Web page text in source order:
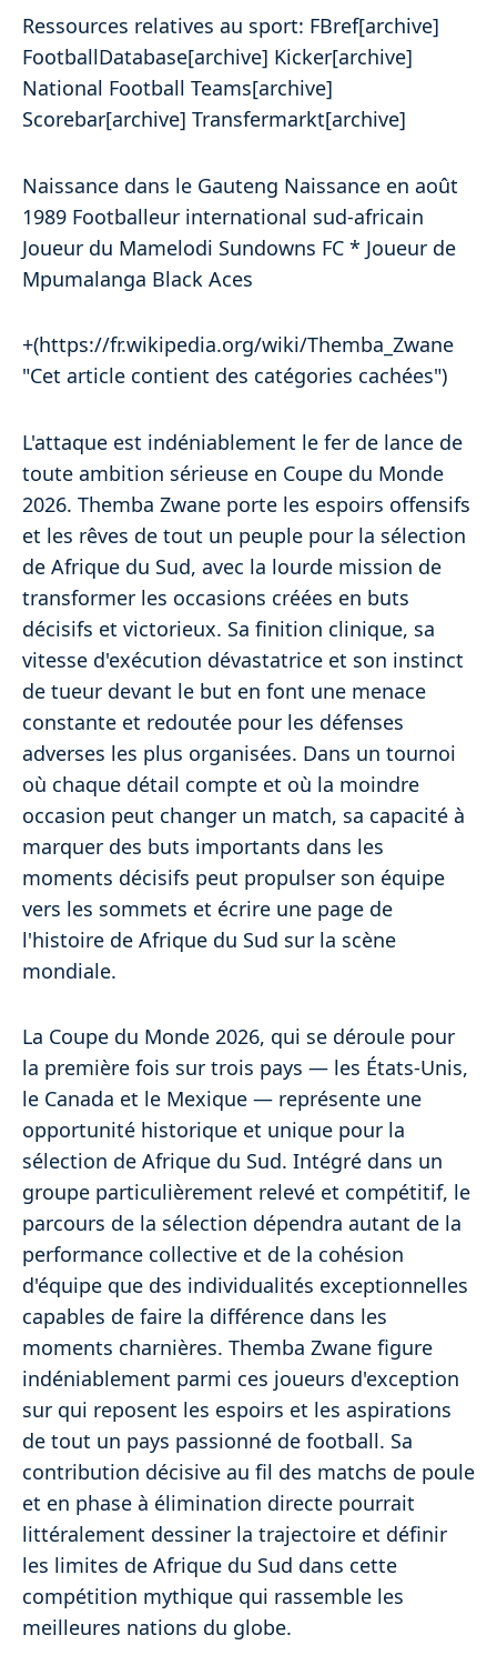
Ressources relatives au sport: FBref[archive]
FootballDatabase[archive] Kicker[archive]
National Football Teams[archive]
Scorebar[archive] Transfermarkt[archive]
Naissance dans le Gauteng Naissance en août
1989 Footballeur international sud-africain
Joueur du Mamelodi Sundowns FC * Joueur de
Mpumalanga Black Aces
+(https://fr.wikipedia.org/wiki/Themba_Zwane
"Cet article contient des catégories cachées")
L'attaque est indéniablement le fer de lance de
toute ambition sérieuse en Coupe du Monde
2026. Themba Zwane porte les espoirs offensifs
et les rêves de tout un peuple pour la sélection
de Afrique du Sud, avec la lourde mission de
transformer les occasions créées en buts
décisifs et victorieux. Sa finition clinique, sa
vitesse d'exécution dévastatrice et son instinct
de tueur devant le but en font une menace
constante et redoutée pour les défenses
adverses les plus organisées. Dans un tournoi
où chaque détail compte et où la moindre
occasion peut changer un match, sa capacité à
marquer des buts importants dans les
moments décisifs peut propulser son équipe
vers les sommets et écrire une page de
l'histoire de Afrique du Sud sur la scène
mondiale.
La Coupe du Monde 2026, qui se déroule pour
la première fois sur trois pays — les États-Unis,
le Canada et le Mexique — représente une
opportunité historique et unique pour la
sélection de Afrique du Sud. Intégré dans un
groupe particulièrement relevé et compétitif, le
parcours de la sélection dépendra autant de la
performance collective et de la cohésion
d'équipe que des individualités exceptionnelles
capables de faire la différence dans les
moments charnières. Themba Zwane figure
indéniablement parmi ces joueurs d'exception
sur qui reposent les espoirs et les aspirations
de tout un pays passionné de football. Sa
contribution décisive au fil des matchs de poule
et en phase à élimination directe pourrait
littéralement dessiner la trajectoire et définir
les limites de Afrique du Sud dans cette
compétition mythique qui rassemble les
meilleures nations du globe.